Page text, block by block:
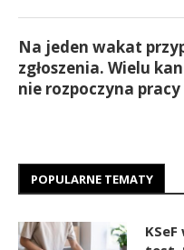
Na jeden wakat
zgłoszenia. Wielu
nie rozpoczyna pracy
POPULARNE TEMATY